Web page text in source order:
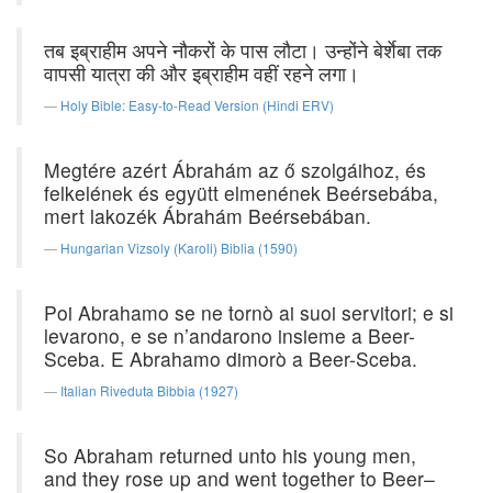
तब इब्राहीम अपने नौकरों के पास लौटा। उन्होंने बेर्शेबा तक
वापसी यात्रा की और इब्राहीम वहीं रहने लगा।
Holy Bible: Easy-to-Read Version (Hindi ERV)
Megtére azért Ábrahám az ő szolgáihoz, és
felkelének és együtt elmenének Beérsebába,
mert lakozék Ábrahám Beérsebában.
Hungarian Vizsoly (Karoli) Biblia (1590)
Poi Abrahamo se ne tornò ai suoi servitori; e si
levarono, e se n’andarono insieme a Beer-
Sceba. E Abrahamo dimorò a Beer-Sceba.
Italian Riveduta Bibbia (1927)
So Abraham returned unto his young men,
and they rose up and went together to Beer–